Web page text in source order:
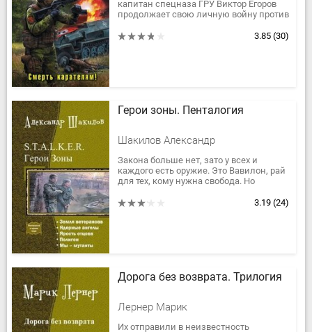
капитан спецназа ГРУ Виктор Егоров
продолжает свою личную войну против
оккупированной территории. Пережив...
3.85 (30)
Герои зоны. Пенталогия
Шакилов Александр
Закона больше нет, зато у всех и
каждого есть оружие. Это Вавилон, рай
для тех, кому нужна свобода. Но
Президент страны, торговец...
3.19 (24)
Дорога без возврата. Трилогия
Лернер Марик
Их отправили в неизвестность